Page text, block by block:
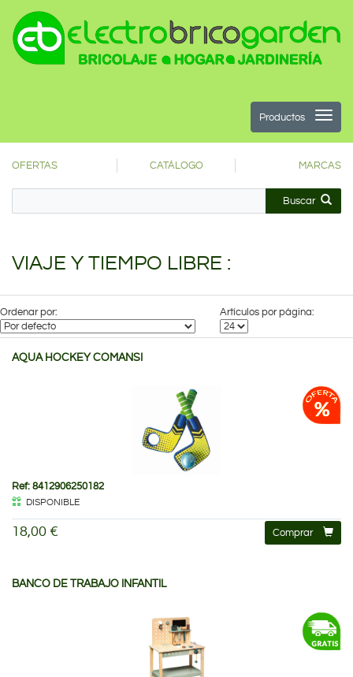
Productos
OFERTAS CATÁLOGO MARCAS
Buscar
VIAJE Y TIEMPO LIBRE :
Ordenar por: Artículos por página:
AQUA HOCKEY COMANSI
Ref: 8412906250182
DISPONIBLE
18,00 € Comprar
BANCO DE TRABAJO INFANTIL